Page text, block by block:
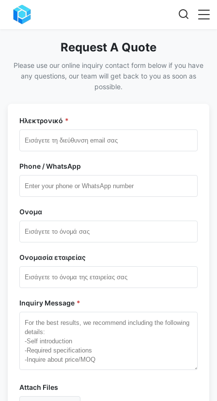
Request A Quote
Please use our online inquiry contact form below if you have
any questions, our team will get back to you as soon as
possible.
Ηλεκτρονικό *
Phone / WhatsApp
Ονομα
Ονομασία εταιρείας
Inquiry Message *
Attach Files